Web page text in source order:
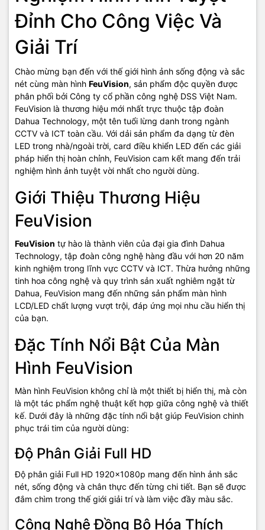
Đỉnh Cho Công Việc Và
Giải Trí
Chào mừng bạn đến với thế giới hình ảnh sống động và sắc
nét cùng màn hình FeuVision, sản phẩm độc quyền được
phân phối bởi Công ty cổ phần công nghệ DSS Việt Nam.
FeuVision là thương hiệu mới nhất trực thuộc tập đoàn
Dahua Technology, một tên tuổi lừng danh trong ngành
CCTV và ICT toàn cầu. Với dải sản phẩm đa dạng từ đèn
LED trong nhà/ngoài trời, card điều khiển LED đến các giải
pháp hiển thị hoàn chỉnh, FeuVision cam kết mang đến trải
nghiệm hình ảnh tuyệt vời nhất cho người dùng.
Giới Thiệu Thương Hiệu
FeuVision
FeuVision tự hào là thành viên của đại gia đình Dahua
Technology, tập đoàn công nghệ hàng đầu với hơn 20 năm
kinh nghiệm trong lĩnh vực CCTV và ICT. Thừa hưởng những
tinh hoa công nghệ và quy trình sản xuất nghiêm ngặt từ
Dahua, FeuVision mang đến những sản phẩm màn hình
LCD/LED chất lượng vượt trội, đáp ứng mọi nhu cầu hiển thị
của bạn.
Đặc Tính Nổi Bật Của Màn
Hình FeuVision
Màn hình FeuVision không chỉ là một thiết bị hiển thị, mà còn
là một tác phẩm nghệ thuật kết hợp giữa công nghệ và thiết
kế. Dưới đây là những đặc tính nổi bật giúp FeuVision chinh
phục trái tim của người dùng:
Độ Phân Giải Full HD
Độ phân giải Full HD 1920x1080p mang đến hình ảnh sắc
nét, sống động và chân thực đến từng chi tiết. Bạn sẽ được
đắm chìm trong thế giới giải trí và làm việc đầy màu sắc.
Công Nghệ Đồng Bộ Hóa Thích